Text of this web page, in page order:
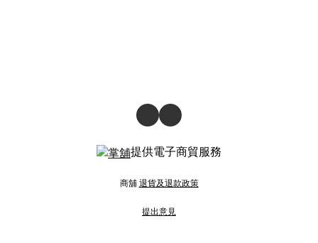
提供電子商貿服務
商舖 退貨及退款政策
提出意見